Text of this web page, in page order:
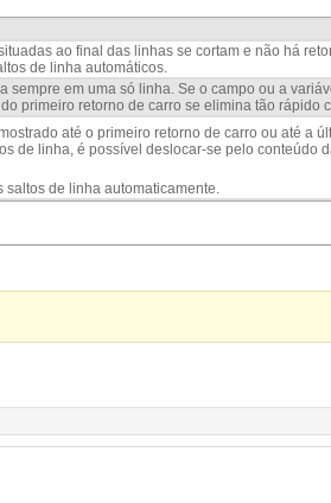
ao final das linhas se cortam e não há
de linha automáticos.
sempre em uma só linha. Se o campo ou a
primeiro retorno de carro se elimina tão rápido
até o primeiro retorno de carro ou até a
de linha, é possível deslocar-se pelo conteúdo
saltos de linha automaticamente.